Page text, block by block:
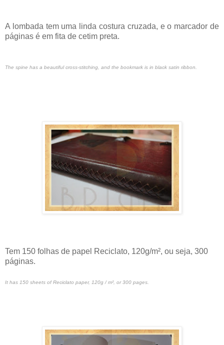
A lombada tem uma linda costura cruzada, e o marcador de
páginas é em fita de cetim preta.
The spine has a beautiful cross-stitching, and the bookmark is in black satin ribbon.
Tem 150 folhas de papel Reciclato, 120g/m², ou seja, 300
páginas.
It has 150 sheets of Reciclato paper, 120g / m², or 300 pages.